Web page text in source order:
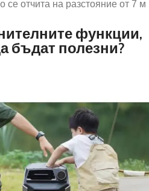
се отчита на разстояние от 7 м
функции,
бъдат полезни?